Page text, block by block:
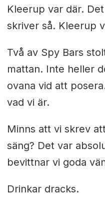
Kleerup var där.
skriver så. Kleerup
Två av Spy Bars
mattan. Inte heller
ovana vid att
vad vi är.
Minns att vi skrev
säng? Det var
bevittnar vi goda
Drinkar dracks.